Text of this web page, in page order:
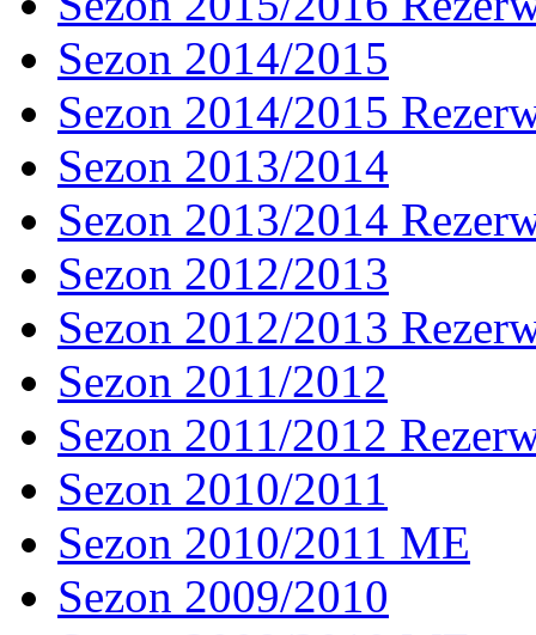
Sezon 2014/2015
Sezon 2014/2015
Sezon 2013/2014
Sezon 2013/2014
Sezon 2012/2013
Sezon 2012/2013
Sezon 2011/2012
Sezon 2011/2012
Sezon 2010/2011
Sezon 2010/2011 ME
Sezon 2009/2010